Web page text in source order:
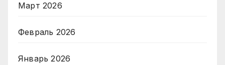
Март 2026
Февраль 2026
Январь 2026